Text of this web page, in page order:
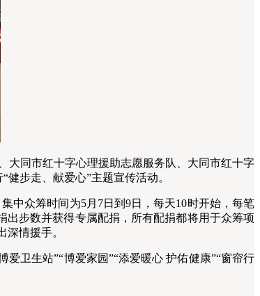
同市红十字心理援助志愿服务队、大同市红十字
步走、献爱心”主题宣传活动。
中众筹时间为5月7日到9日，每天10时开始，每笔
出步数并获得专属配捐，所有配捐都将用于众筹项
情援手。
卫生站”“博爱家园”“添爱暖心 护佑健康”“窗帘行